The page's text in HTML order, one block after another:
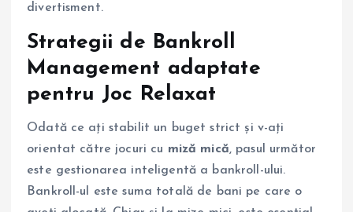
divertisment.
Strategii de Bankroll
Management adaptate
pentru Joc Relaxat
Odată ce ați stabilit un buget strict și v-ați
orientat către jocuri cu miză mică, pasul următor
este gestionarea inteligentă a bankroll-ului.
Bankroll-ul este suma totală de bani pe care o